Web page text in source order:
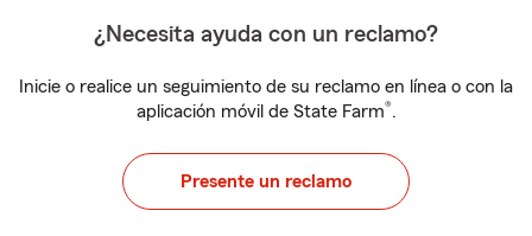
¿Necesita ayuda con un reclamo?
Inicie o realice un seguimiento de su reclamo en línea o con la
aplicación móvil de State Farm®.
Presente un reclamo